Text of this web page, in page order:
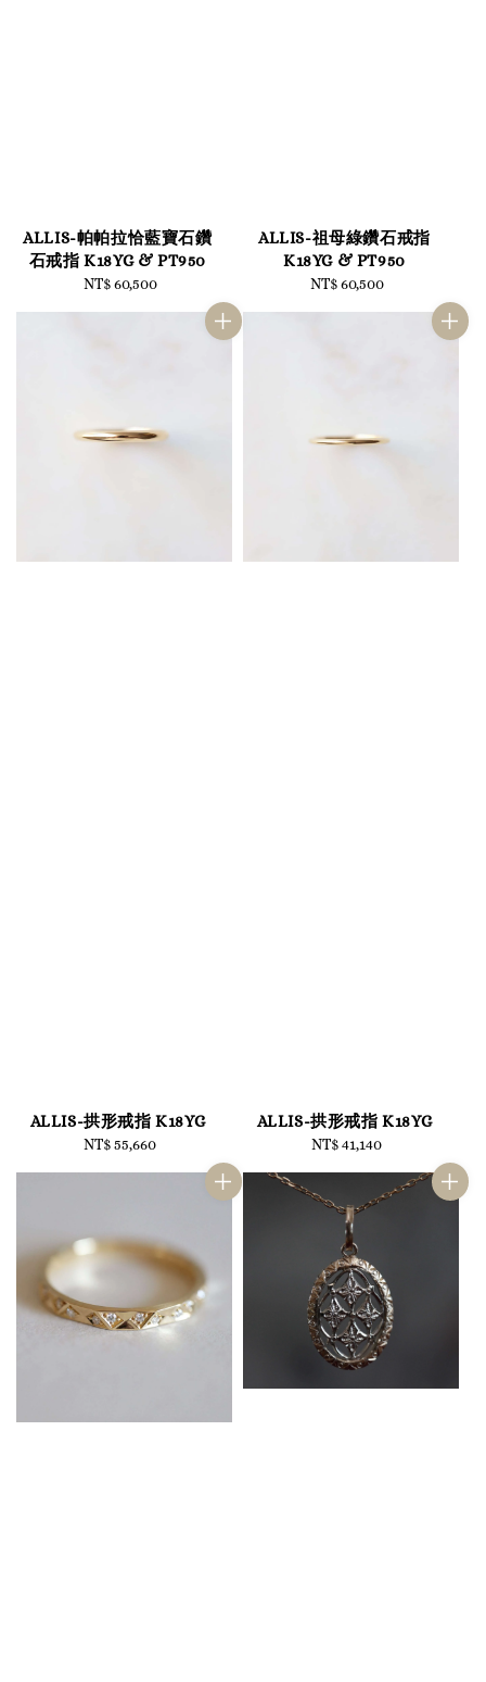
ALLIS-帕帕拉恰藍寶石鑽
石戒指 K18YG & PT950
Regular
NT$ 60,500
ALLIS-祖母綠鑽石戒指
K18YG & PT950
Regular
NT$ 60,500
ALLIS-拱形戒指 K18YG
Regular
NT$ 55,660
ALLIS-拱形戒指 K18YG
Regular
NT$ 41,140